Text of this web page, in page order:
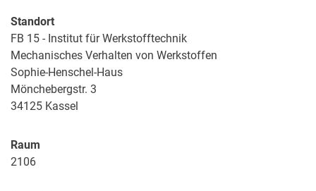
Standort
FB 15 - Institut für Werkstofftechnik
Mechanisches Verhalten von Werkstoffen
Sophie-Henschel-Haus
Mönchebergstr. 3
34125 Kassel
Raum
2106